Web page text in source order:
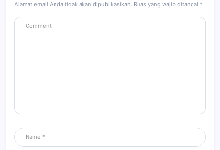
Alamat email Anda tidak akan dipublikasikan. Ruas yang wajib ditandai *